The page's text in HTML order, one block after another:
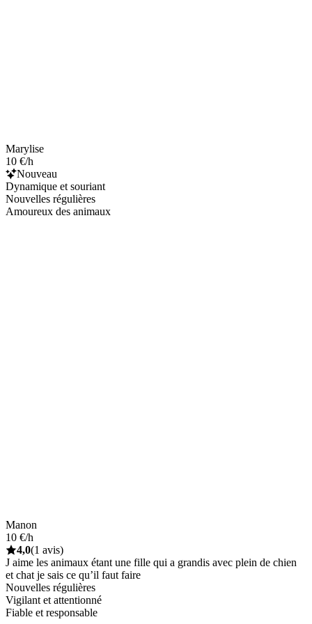
Marylise
10 €/h
Nouveau
Dynamique et souriant
Nouvelles régulières
Amoureux des animaux
Manon
10 €/h
4,0(1 avis)
J aime les animaux étant une fille qui a grandis avec plein de chien
et chat je sais ce qu’il faut faire
Nouvelles régulières
Vigilant et attentionné
Fiable et responsable